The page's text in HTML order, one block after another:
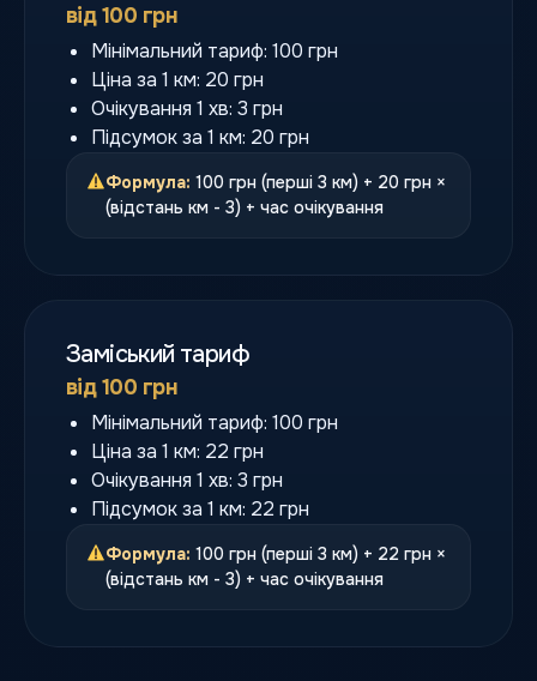
від 100 грн
Мінімальний тариф: 100 грн
Ціна за 1 км: 20 грн
Очікування 1 хв: 3 грн
Підсумок за 1 км: 20 грн
Формула: 100 грн (перші 3 км) + 20 грн ×
(відстань км - 3) + час очікування
Заміський тариф
від 100 грн
Мінімальний тариф: 100 грн
Ціна за 1 км: 22 грн
Очікування 1 хв: 3 грн
Підсумок за 1 км: 22 грн
Формула: 100 грн (перші 3 км) + 22 грн ×
(відстань км - 3) + час очікування